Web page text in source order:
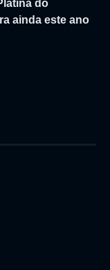
do
ainda este ano